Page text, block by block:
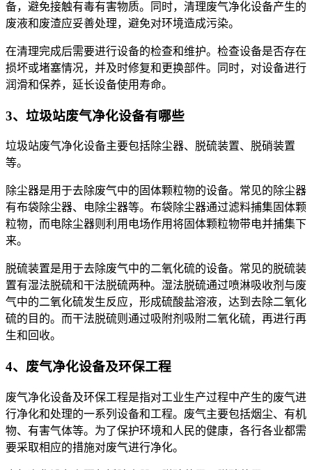
备，避免接触有毒有害物质。同时，清理废气净化设备产生的
废液和废渣应妥善处理，避免对环境造成污染。
在清理完成后需要进行设备的检查和维护。检查设备是否存在
损坏或堵塞情况，并及时修复和更换部件。同时，对设备进行
润滑和保养，延长设备使用寿命。
3、垃圾站废气净化设备有哪些
垃圾站废气净化设备主要包括除尘器、脱硫装置、脱硝装置
等。
除尘器是用于去除废气中的固体颗粒物的设备。常见的除尘器
有布袋除尘器、电除尘器等。布袋除尘器通过滤料捕集固体颗
粒物，而电除尘器则利用电场作用将固体颗粒物带电并捕集下
来。
脱硫装置是用于去除废气中的二氧化硫的设备。常见的脱硫装
置有湿法脱硫和干法脱硫两种。湿法脱硫通过喷淋吸收剂与废
气中的二氧化硫发生反应，形成硫酸盐溶液，达到去除二氧化
硫的目的。而干法脱硫则通过吸附剂吸附二氧化硫，再进行再
生和回收。
4、废气净化设备及环保工程
废气净化设备及环保工程是指对工业生产过程中产生的废气进
行净化和处理的一系列设备和工程。废气主要包括烟尘、有机
物、有害气体等。为了保护环境和人民的健康，各行各业都需
要采取相应的措施对废气进行净化。